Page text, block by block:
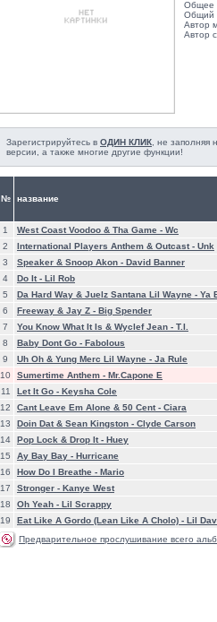
Общее
Общий
Автор
Автор
Зарегистрируйтесь в ОДИН КЛИК , не
версии, а также многие другие функции!
№ название
1 West Coast Voodoo & Tha Game - Wc
2
International Players Anthem & Outcast - Unk
3
Speaker & Snoop Akon - David Banner
4
Do It - Lil Rob
5
Da Hard Way & Juelz Santana Lil Wayne - Ya
6
Freeway & Jay Z - Big Spender
7
You Know What It Is & Wyclef Jean - T.I.
8
Baby Dont Go - Fabolous
9
Uh Oh & Yung Merc Lil Wayne - Ja Rule
10
Sumertime Anthem - Mr.Capone E
11
Let It Go - Keysha Cole
12
Cant Leave Em Alone & 50 Cent - Ciara
13
Doin Dat & Sean Kingston - Clyde Carson
14
Pop Lock & Drop It - Huey
15
Ay Bay Bay - Hurricane
16
How Do I Breathe - Mario
17
Stronger - Kanye West
18
Oh Yeah - Lil Scrappy
19
Eat Like A Gordo (Lean Like A Cholo) - Lil
Предварительное прослушивание всего